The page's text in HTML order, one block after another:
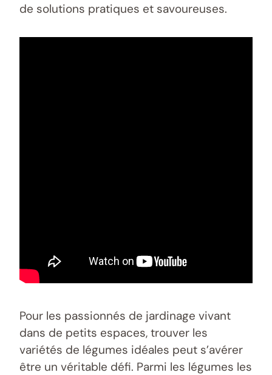
de solutions pratiques et savoureuses.
Pour les passionnés de jardinage vivant
dans de petits espaces, trouver les
variétés de légumes idéales peut s’avérer
être un véritable défi. Parmi les légumes les